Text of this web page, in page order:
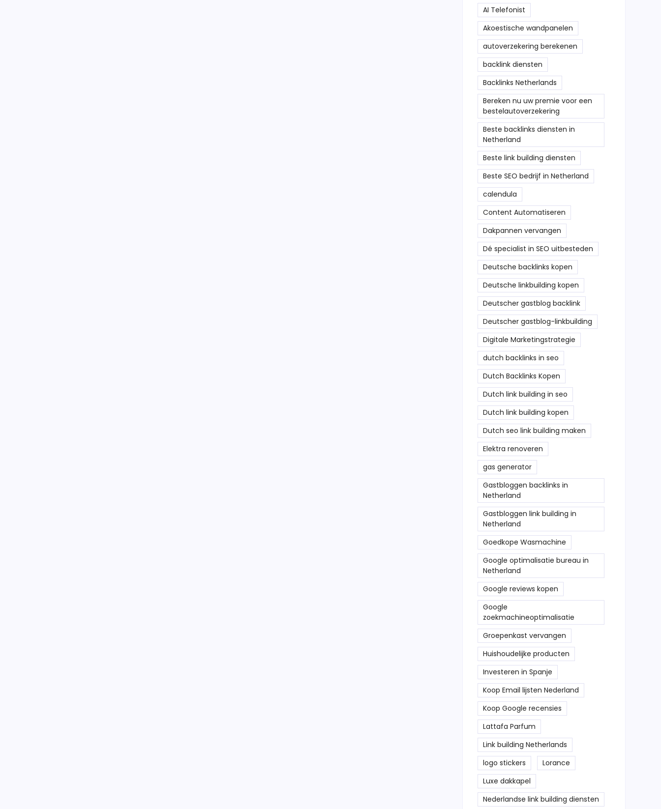
AI Telefonist
Akoestische wandpanelen
autoverzekering berekenen
backlink diensten
Backlinks Netherlands
Bereken nu uw premie voor een
bestelautoverzekering
Beste backlinks diensten in
Netherland
Beste link building diensten
Beste SEO bedrijf in Netherland
calendula
Content Automatiseren
Dakpannen vervangen
Dé specialist in SEO uitbesteden
Deutsche backlinks kopen
Deutsche linkbuilding kopen
Deutscher gastblog backlink
Deutscher gastblog-linkbuilding
Digitale Marketingstrategie
dutch backlinks in seo
Dutch Backlinks Kopen
Dutch link building in seo
Dutch link building kopen
Dutch seo link building maken
Elektra renoveren
gas generator
Gastbloggen backlinks in
Netherland
Gastbloggen link building in
Netherland
Goedkope Wasmachine
Google optimalisatie bureau in
Netherland
Google reviews kopen
Google
zoekmachineoptimalisatie
Groepenkast vervangen
Huishoudelijke producten
Investeren in Spanje
Koop Email lijsten Nederland
Koop Google recensies
Lattafa Parfum
Link building Netherlands
logo stickers
Lorance
Luxe dakkapel
Nederlandse link building diensten